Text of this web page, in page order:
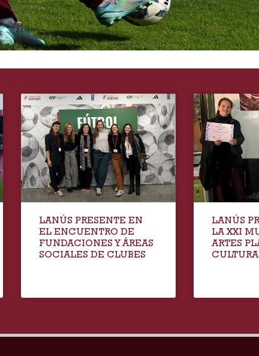
LANÚS PRESENTE EN
EL ENCUENTRO DE
FUNDACIONES Y ÁREAS
SOCIALES DE CLUBES
LANÚS
LA XXI
ARTES